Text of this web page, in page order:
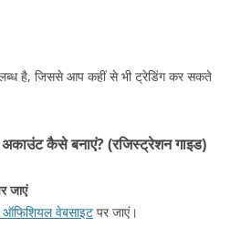
है, जिससे आप कहीं से भी ट्रेडिंग कर सकते
कैसे बनाएं? (रजिस्ट्रेशन गाइड)
जाएं
वेबसाइट पर जाएं।